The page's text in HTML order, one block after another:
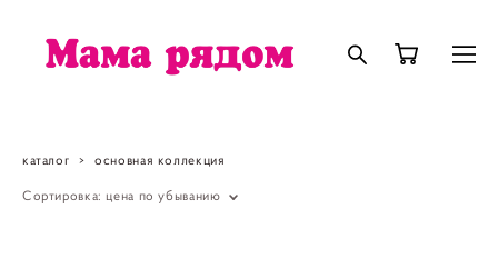
каталог > основная коллекция
Сортировка: цена по убыванию